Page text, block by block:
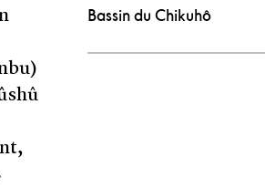
Bassin du Chikuhô